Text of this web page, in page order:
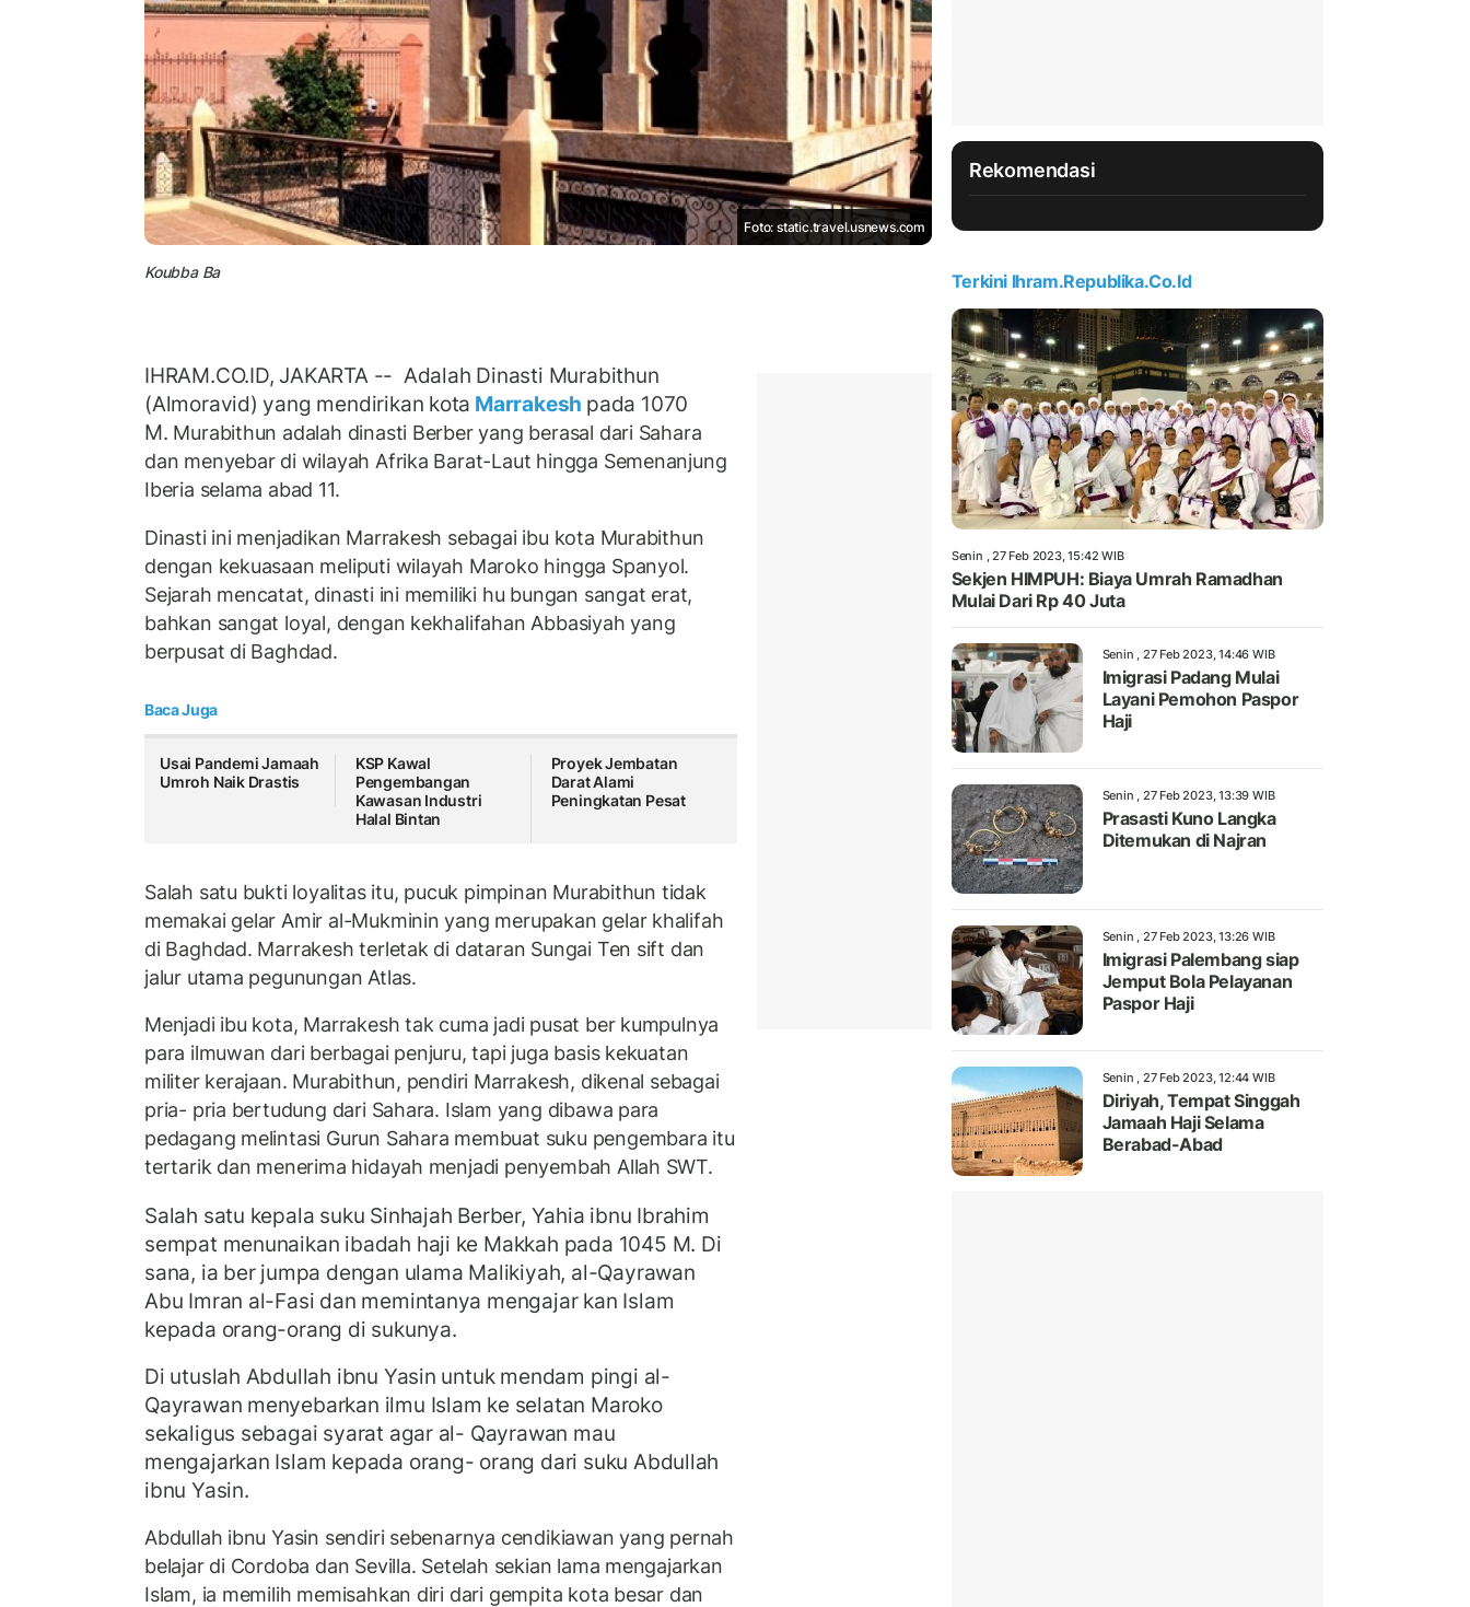
Foto: static.travel.usnews.com
Koubba Ba
IHRAM.CO.ID, JAKARTA -- Adalah Dinasti Murabithun
(Almoravid) yang mendirikan kota Marrakesh pada 1070
M. Murabithun adalah dinasti Berber yang berasal dari Sahara
dan menyebar di wilayah Afrika Barat-Laut hingga Semenanjung
Iberia selama abad 11.
Dinasti ini menjadikan Marrakesh sebagai ibu kota Murabithun
dengan kekuasaan meliputi wilayah Maroko hingga Spanyol.
Sejarah mencatat, dinasti ini memiliki hu bungan sangat erat,
bahkan sangat loyal, dengan kekhalifahan Abbasiyah yang
berpusat di Baghdad.
Baca Juga
Usai Pandemi Jamaah
Umroh Naik Drastis
KSP Kawal
Pengembangan
Kawasan Industri
Halal Bintan
Proyek Jembatan
Darat Alami
Peningkatan Pesat
Salah satu bukti loyalitas itu, pucuk pimpinan Murabithun tidak
memakai gelar Amir al-Mukminin yang merupakan gelar khalifah
di Baghdad. Marrakesh terletak di dataran Sungai Ten sift dan
jalur utama pegunungan Atlas.
Menjadi ibu kota, Marrakesh tak cuma jadi pusat ber kumpulnya
para ilmuwan dari berbagai penjuru, tapi juga basis kekuatan
militer kerajaan. Murabithun, pendiri Marrakesh, dikenal sebagai
pria- pria bertudung dari Sahara. Islam yang dibawa para
pedagang melintasi Gurun Sahara membuat suku pengembara itu
tertarik dan menerima hidayah menjadi penyembah Allah SWT.
Salah satu kepala suku Sinhajah Berber, Yahia ibnu Ibrahim
sempat menunaikan ibadah haji ke Makkah pada 1045 M. Di
sana, ia ber jumpa dengan ulama Malikiyah, al-Qayrawan
Abu Imran al-Fasi dan memintanya mengajar kan Islam
kepada orang-orang di sukunya.
Di utuslah Abdullah ibnu Yasin untuk mendam pingi al-
Qayrawan menyebarkan ilmu Islam ke selatan Maroko
sekaligus sebagai syarat agar al- Qayrawan mau
mengajarkan Islam kepada orang- orang dari suku Abdullah
ibnu Yasin.
Abdullah ibnu Yasin sendiri sebenarnya cendikiawan yang pernah
belajar di Cordoba dan Sevilla. Setelah sekian lama mengajarkan
Islam, ia memilih memisahkan diri dari gempita kota besar dan
Rekomendasi
Terkini Ihram.republika.co.id
Senin , 27 Feb 2023, 15:42 WIB
Sekjen HIMPUH: Biaya Umrah Ramadhan
Mulai Dari Rp 40 Juta
Senin , 27 Feb 2023, 14:46 WIB
Imigrasi Padang Mulai
Layani Pemohon Paspor
Haji
Senin , 27 Feb 2023, 13:39 WIB
Prasasti Kuno Langka
Ditemukan di Najran
Senin , 27 Feb 2023, 13:26 WIB
Imigrasi Palembang siap
Jemput Bola Pelayanan
Paspor Haji
Senin , 27 Feb 2023, 12:44 WIB
Diriyah, Tempat Singgah
Jamaah Haji Selama
Berabad-Abad